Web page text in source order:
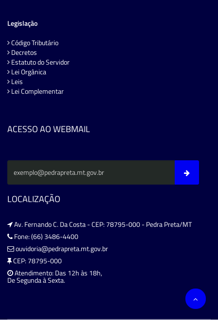
Legislação
Código Tributário
Decretos
Estatuto do Servidor
Lei Orgânica
Leis
Lei Complementar
ACESSO AO WEBMAIL
LOCALIZAÇÃO
Av. Fernando C. Da Costa - CEP: 78795-000 - Pedra Preta/MT
Fone: (66) 3486-4400
ouvidoria@pedrapreta.mt.gov.br
CEP: 78795-000
Atendimento: Das 12h às 18h,
De Segunda à Sexta.